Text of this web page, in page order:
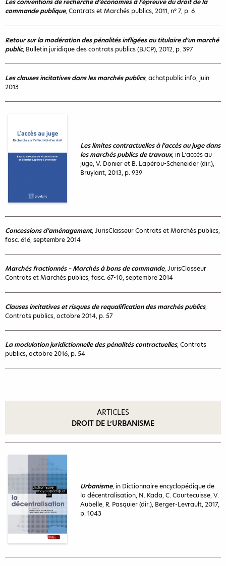
Les conventions de recherche d’économies à l’épreuve du droit de la
commande publique, Contrats et Marchés publics, 2011, n° 7, p. 6
Retour sur la modération des pénalités infligées au titulaire d’un marché
public, Bulletin juridique des contrats publics (BJCP), 2012, p. 397
Les clauses incitatives dans les marchés publics, achatpublic.info, juin
2013
Les limites contractuelles à l’accès au juge dans
les marchés publics de travaux, in L’accès au
juge, V. Donier et B. Lapérou-Scheneider (dir.),
Bruylant, 2013, p. 939
Concessions d’aménagement, JurisClasseur Contrats et Marchés publics,
fasc. 616, septembre 2014
Marchés fractionnés – Marchés à bons de commande, JurisClasseur
Contrats et Marchés publics, fasc. 67-10, septembre 2014
Clauses incitatives et risques de requalification des marchés publics,
Contrats publics, octobre 2014, p. 57
La modulation juridictionnelle des pénalités contractuelles, Contrats
publics, octobre 2016, p. 54
ARTICLES
DROIT DE L’URBANISME
Urbanisme, in Dictionnaire encyclopédique de
la décentralisation, N. Kada, C. Courtecuisse, V.
Aubelle, R. Pasquier (dir.), Berger-Levrault, 2017,
p. 1043